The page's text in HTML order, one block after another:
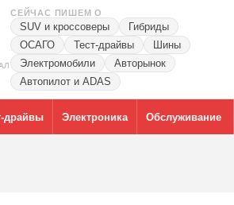
СЕЙЧАС ПИШЕМ О
SUV и кроссоверы
Гибриды
ОСАГО
Тест-драйвы
Шины
Электромобили
Авторынок
Автопилот и ADAS
драйвы Электроника Обслуживание